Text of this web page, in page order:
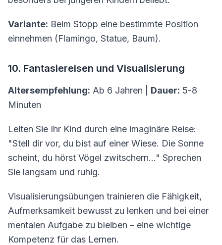
Variante: Beim Stopp eine bestimmte Position
einnehmen (Flamingo, Statue, Baum).
10. Fantasiereisen und Visualisierung
Altersempfehlung: Ab 6 Jahren | Dauer: 5-8
Minuten
Leiten Sie Ihr Kind durch eine imaginäre Reise:
"Stell dir vor, du bist auf einer Wiese. Die Sonne
scheint, du hörst Vögel zwitschern..." Sprechen
Sie langsam und ruhig.
Visualisierungsübungen trainieren die Fähigkeit,
Aufmerksamkeit bewusst zu lenken und bei einer
mentalen Aufgabe zu bleiben – eine wichtige
Kompetenz für das Lernen.